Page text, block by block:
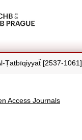
Ṭaṭbīqiyyaẗ [2537-1061]
Access Journals